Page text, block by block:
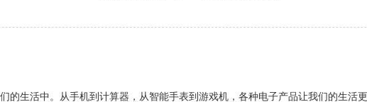
的生活中。从手机到计算器，从智能手表到游戏机，各种电子产品让我们的生